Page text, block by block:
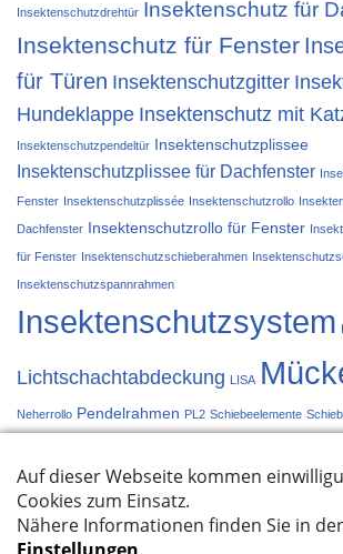
Insektenschutzdrehtür Insektenschutz für
Insektenschutz für Fenster
für Türen Insektenschutzgitter
Hundeklappe Insektenschutz mit
Insektenschutzpendeltür Insektenschutzplissee
Insektenschutzplissee für Dachfenster
Fenster Insektenschutzplissée Insektenschutzrollo
Dachfenster Insektenschutzrollo für Fenster
für Fenster Insektenschutzschieberahmen
Insektenschutzspannrahmen
Insektenschutzsystem
Lichtschachtabdeckung LISA
Neherrollo Pendelrahmen PL2 Schiebeelemente